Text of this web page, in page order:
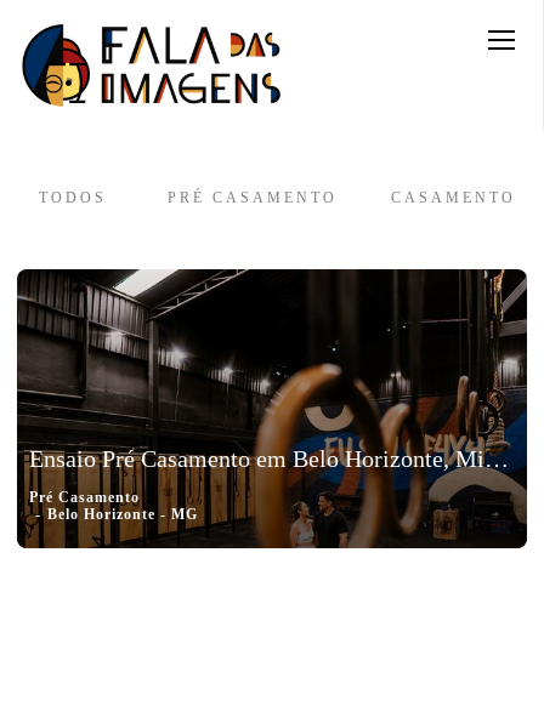
TODOS PRÉ CASAMENTO CASAMENTO
Ensaio Pré Casamento em Belo Horizonte, Minas Gerais - Karol e Vinicius
Pré Casamento
Belo Horizonte - MG